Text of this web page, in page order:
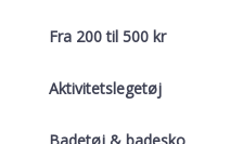
Fra 200 til 500 kr
Aktivitetslegetøj